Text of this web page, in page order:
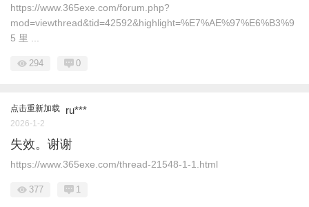
https://www.365exe.com/forum.php?
mod=viewthread&tid=42592&highlight=%E7%AE%97%E6%B3%9
5 里 ...
294 0
点击重新加载 ru***
2026-1-2
失效。谢谢
https://www.365exe.com/thread-21548-1-1.html
377 1